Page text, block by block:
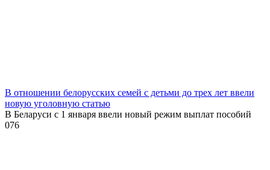
В отношении белорусских семей с детьми до трех лет ввели
новую уголовную статью
В Беларуси с 1 января ввели новый режим выплат пособий
076